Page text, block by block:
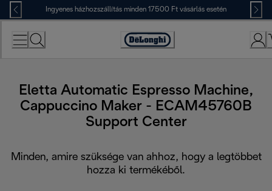
Skip
to
Content
Ingyenes házhozszállítás minden 17500 Ft vásárlás esetén
Accessibility
Eletta Automatic Espresso Machine,
Cappuccino Maker - ECAM45760B
Support Center
Minden, amire szüksége van ahhoz, hogy a legtöbbet
hozza ki termékéből.